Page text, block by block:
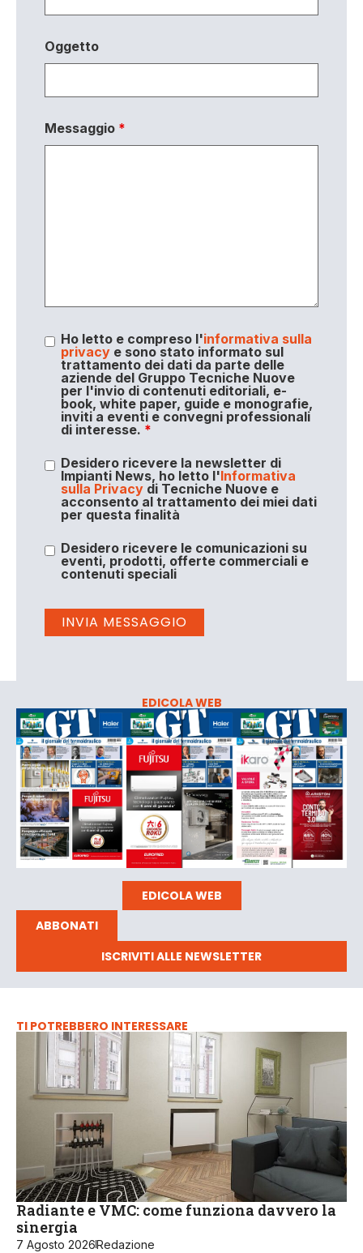
Oggetto
Messaggio *
Ho letto e compreso l'informativa sulla
privacye sono stato informato sul
trattamento dei dati da parte delle
aziende del Gruppo Tecniche Nuove
per l'invio di contenuti editoriali, e-
book, white paper, guide e monografie,
inviti a eventi e convegni professionali
di interesse. *
Desidero ricevere la newsletter di
Impianti News, ho letto l'Informativa
sulla Privacydi Tecniche Nuove e
acconsento al trattamento dei miei dati
per questa finalità
Desidero ricevere le comunicazioni su
eventi, prodotti, offerte commerciali e
contenuti speciali
EDICOLA WEB
EDICOLA WEB
ABBONATI
ISCRIVITI ALLE NEWSLETTER
TI POTREBBERO INTERESSARE
Radiante e VMC: come funziona davvero la
sinergia
7 Agosto 2026Redazione